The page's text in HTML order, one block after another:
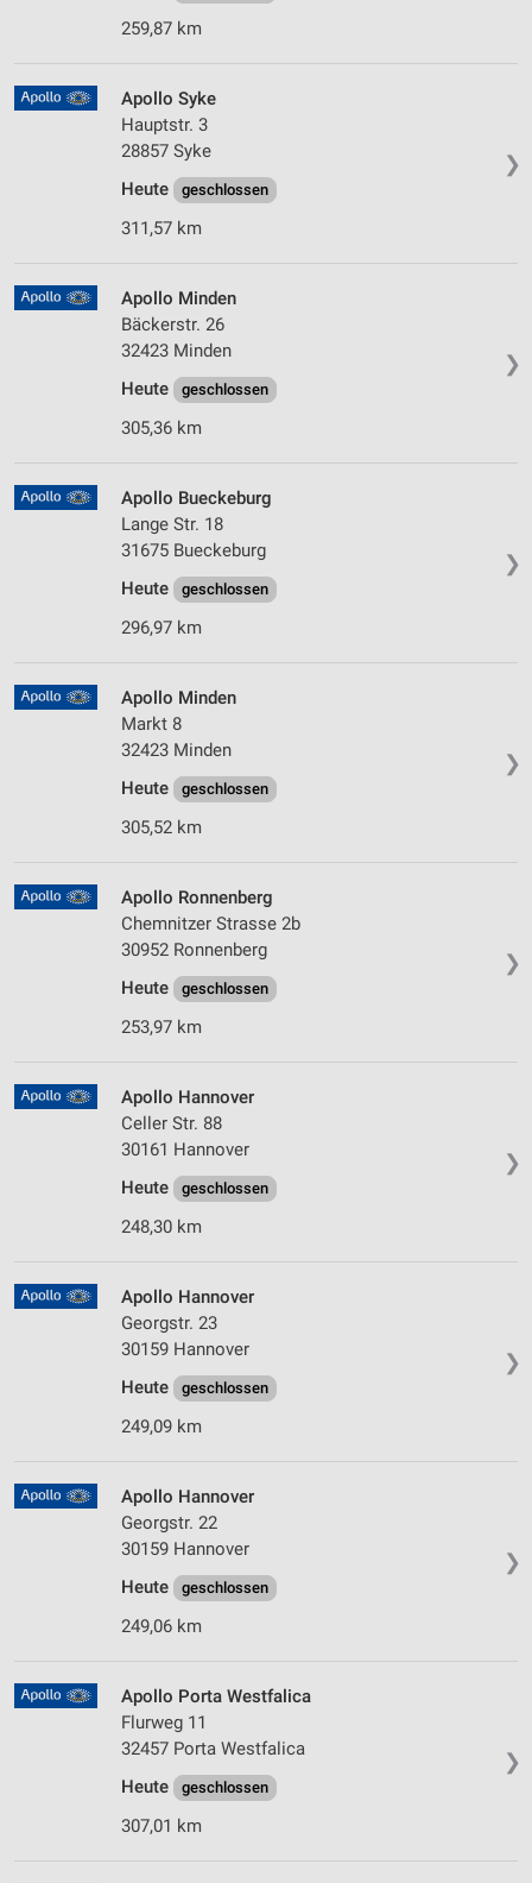
259,87 km
❯
Apollo Syke
Hauptstr. 3
28857 Syke
Heute
geschlossen
311,57 km
❯
Apollo Minden
Bäckerstr. 26
32423 Minden
Heute
geschlossen
305,36 km
❯
Apollo Bueckeburg
Lange Str. 18
31675 Bueckeburg
Heute
geschlossen
296,97 km
❯
Apollo Minden
Markt 8
32423 Minden
Heute
geschlossen
305,52 km
❯
Apollo Ronnenberg
Chemnitzer Strasse 2b
30952 Ronnenberg
Heute
geschlossen
253,97 km
❯
Apollo Hannover
Celler Str. 88
30161 Hannover
Heute
geschlossen
248,30 km
❯
Apollo Hannover
Georgstr. 23
30159 Hannover
Heute
geschlossen
249,09 km
❯
Apollo Hannover
Georgstr. 22
30159 Hannover
Heute
geschlossen
249,06 km
❯
Apollo Porta Westfalica
Flurweg 11
32457 Porta Westfalica
Heute
geschlossen
307,01 km